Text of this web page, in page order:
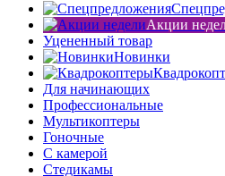
Акции
Уцененный товар
Новинки
Для начинающих
Профессиональные
Мультикоптеры
Гоночные
C камерой
Стедикамы